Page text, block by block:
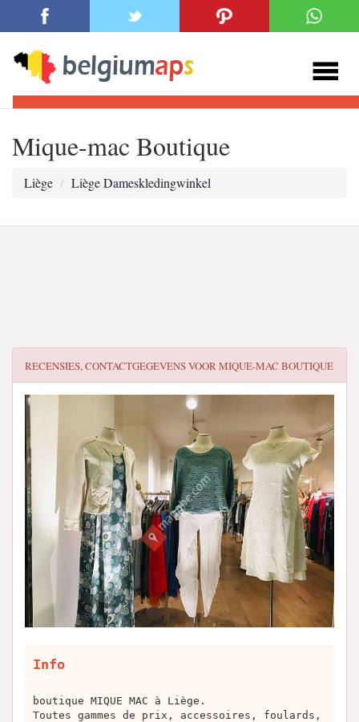
Mique-mac Boutique
Liège Liège Dameskledingwinkel
RECENSIES, CONTACTGEGEVENS VOORMIQUE-MAC BOUTIQUE
Info
boutique MIQUE MAC à Liège.
Toutes gammes de prix, accessoires, foulards,